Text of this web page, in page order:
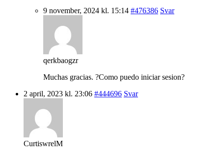
9 november, 2024 kl. 15:14 #476386 Svar
qerkbaogzr
Muchas gracias. ?Como puedo iniciar sesion?
2 april, 2023 kl. 23:06 #444696 Svar
CurtiswrelM